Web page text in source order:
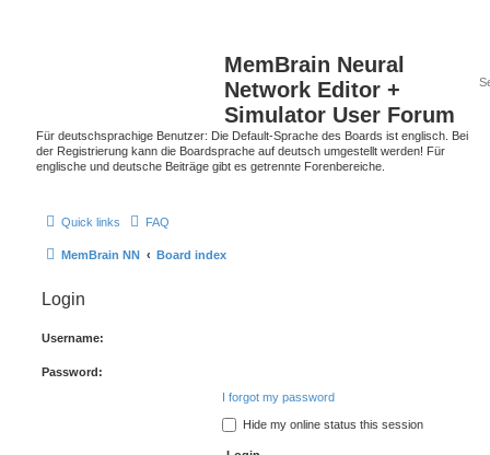
MemBrain Neural
Network Editor +
Simulator User Forum
Für deutschsprachige Benutzer: Die Default-Sprache des Boards ist englisch. Bei
der Registrierung kann die Boardsprache auf deutsch umgestellt werden! Für
englische und deutsche Beiträge gibt es getrennte Forenbereiche.
Quick links FAQ
MemBrain NN Board index
Login
Username:
Password:
I forgot my password
Hide my online status this session